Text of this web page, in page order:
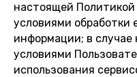
настоящей
условиями обработки
информации; в случае
условиями
использования